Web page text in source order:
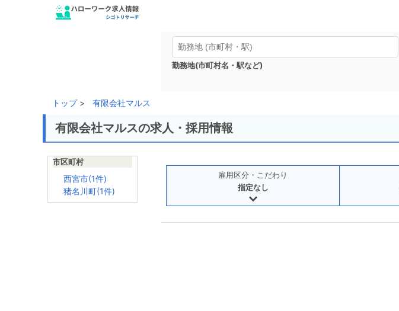
勤務地(市町村名・駅など)
トップ 有限会社マルス
有限会社マルスの求人・採用情報
市区町村
西宮市(1件)
猪名川町(1件)
雇用区分・こだわり
指定なし